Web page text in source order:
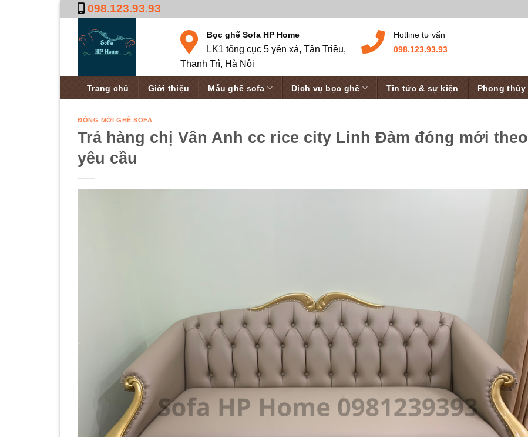
content
098.123.93.93
Bọc ghế Sofa HP Home
LK1 tổng cục 5 yên xá, Tân Triều,
Thanh Trì, Hà Nội
Hotline tư vấn
098.123.93.93
Trang chủ Giới thiệu Mẫu ghế sofa Dịch vụ bọc ghế Tin tức & sự kiện Phong thủy
ĐÓNG MỚI GHẾ SOFA
Trả hàng chị Vân Anh cc rice city Linh Đàm đóng mới theo
yêu cầu